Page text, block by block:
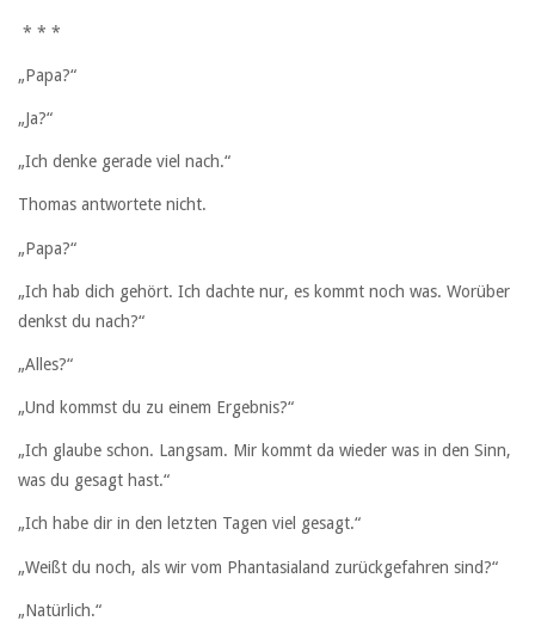
* * *
„Papa?“
„Ja?“
„Ich denke gerade viel nach.“
Thomas antwortete nicht.
„Papa?“
„Ich hab dich gehört. Ich dachte nur, es kommt noch was. Worüber
denkst du nach?“
„Alles?“
„Und kommst du zu einem Ergebnis?“
„Ich glaube schon. Langsam. Mir kommt da wieder was in den Sinn,
was du gesagt hast.“
„Ich habe dir in den letzten Tagen viel gesagt.“
„Weißt du noch, als wir vom Phantasialand zurückgefahren sind?“
„Natürlich.“